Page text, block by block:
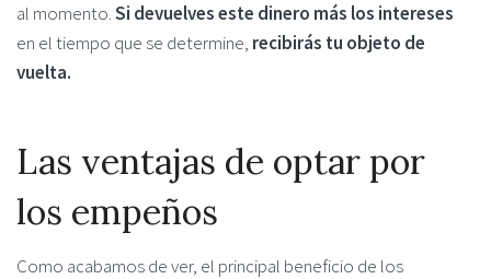
al momento.Si devuelves este dinero más los intereses
en el tiempo que se determine, recibirás tu objeto de
vuelta.
Las ventajas de optar por
los empeños
Como acabamos de ver, el principal beneficio de los